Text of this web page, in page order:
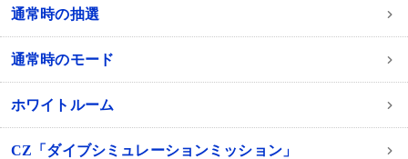
通常時の抽選
通常時のモード
ホワイトルーム
CZ「ダイブシミュレーションミッション」